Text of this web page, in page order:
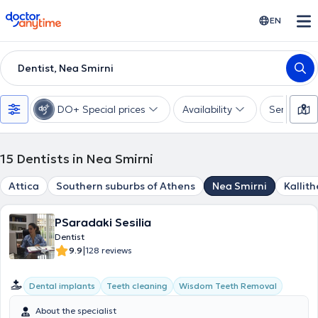
doctoranytime EN
Dentist, Nea Smirni
DO+ Special prices Availability Services
15 Dentists in Nea Smirni
Attica Southern suburbs of Athens Nea Smirni
PSaradaki Sesilia
Dentist
9.9|128 reviews
Dental implants Teeth cleaning Wisdom Teeth Removal
About the specialist